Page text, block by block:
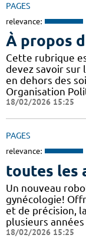
PAGES
relevance:
À propos
Cette rubrique
devez savoir sur
en dehors des
Organisation
18/02/2026 15:25
PAGES
relevance:
toutes les
Un nouveau
gynécologie!
et de précision,
plusieurs
18/02/2026 15:25